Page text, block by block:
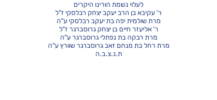
לעלוי נשמת הורינו היקרים
ר' עקיבא בן הרב יעקב יצחק רבלסקי ז"ל
מרת שולמית יפה בת יעקב רבלסקי ע"ה
ר' אליעזר חיים בן יצחק גרוסברגר ז"ל
מרת רבקה בת נפתלי גרוסברגר ע"ה
מרת רחל בת מנחם זאב גרוסברגר שוורץ ע"ה
ת.נ.צ.ב.ה